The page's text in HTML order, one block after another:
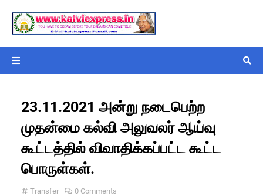
23.11.2021 அன்று நடைபெற்ற
முதன்மை கல்வி அலுவலர் ஆய்வு
கூட்டத்தில் விவாதிக்கப்பட்ட கூட்ட
பொருள்கள்.
Transfer 0 Comments